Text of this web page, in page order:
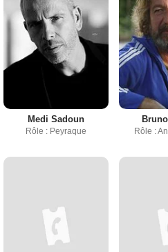
Medi Sadoun
Rôle : Peyraque Rôle :